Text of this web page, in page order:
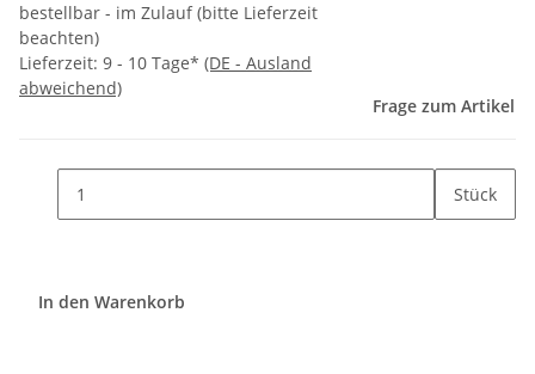
bestellbar - im Zulauf (bitte Lieferzeit
beachten)
Lieferzeit: 9 - 10 Tage* (DE - Ausland
abweichend)
Frage zum Artikel
Stück
In den Warenkorb